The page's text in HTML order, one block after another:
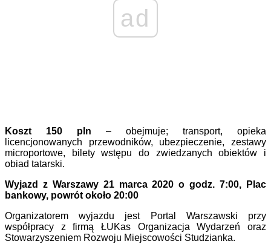
ad
Koszt 150 pln – obejmuje; transport, opieka
licencjonowanych przewodników, ubezpieczenie, zestawy
microportowe, bilety wstępu do zwiedzanych obiektów i
obiad tatarski.
Wyjazd z Warszawy 21 marca 2020 o godz. 7:00, Plac
bankowy, powrót około 20:00
Organizatorem wyjazdu jest Portal Warszawski przy
współpracy z firmą ŁUKas Organizacja Wydarzeń oraz
Stowarzyszeniem Rozwoju Miejscowości Studzianka.